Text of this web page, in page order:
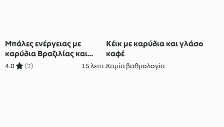
Μπάλες ενέργειας με
καρύδια Βραζιλίας και
σύκα
4.0 (2) 15 λεπτ.
Κέικ με καρύδια και γλάσο
καφέ
Καμία βαθμολογία